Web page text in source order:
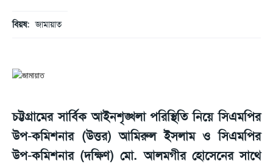
বিয়ষ: জামায়াত
চট্টগ্রামের সার্বিক আইনশৃঙ্খলা পরিস্থিতি নিয়ে সিএমপির
উপ-কমিশনার (উত্তর) আমিরুল ইসলাম ও সিএমপির
উপ-কমিশনার (দক্ষিণ) মো. আলমগীর হোসেনের সাথে